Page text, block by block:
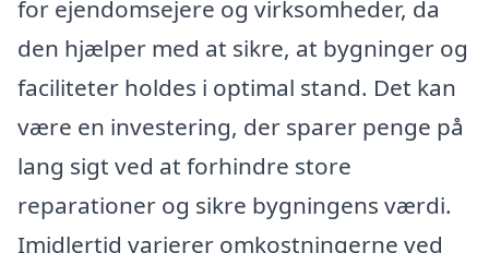
for ejendomsejere og virksomheder, da
den hjælper med at sikre, at bygninger og
faciliteter holdes i optimal stand. Det kan
være en investering, der sparer penge på
lang sigt ved at forhindre store
reparationer og sikre bygningens værdi.
Imidlertid varierer omkostningerne ved